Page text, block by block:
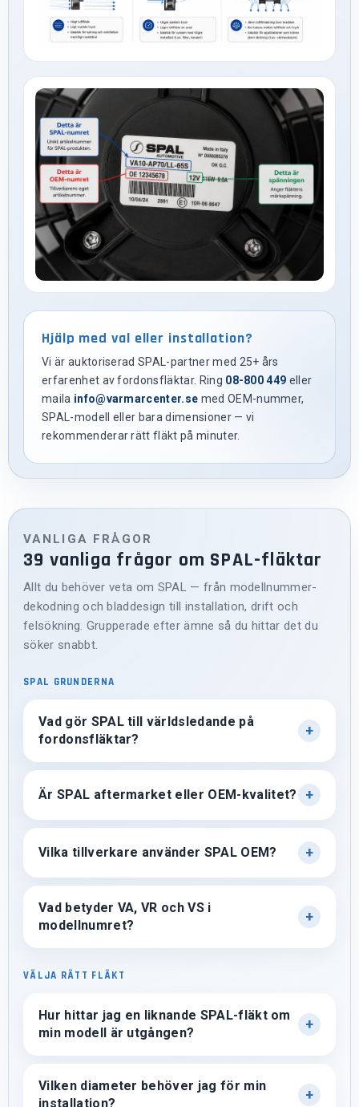
Hjälp med val eller installation?
Vi är auktoriserad SPAL-partner med 25+ års
erfarenhet av fordonsfläktar. Ring 08-800 449 eller
maila info@varmarcenter.se med OEM-nummer,
SPAL-modell eller bara dimensioner — vi
rekommenderar rätt fläkt på minuter.
VANLIGA FRÅGOR
39 vanliga frågor om SPAL-fläktar
Allt du behöver veta om SPAL — från modellnummer-
dekodning och bladdesign till installation, drift och
felsökning. Grupperade efter ämne så du hittar det du
söker snabbt.
SPAL GRUNDERNA
Vad gör SPAL till världsledande på
fordonsfläktar?
Är SPAL aftermarket eller OEM-kvalitet?
Vilka tillverkare använder SPAL OEM?
Vad betyder VA, VR och VS i
modellnumret?
VÄLJA RÄTT FLÄKT
Hur hittar jag en liknande SPAL-fläkt om
min modell är utgången?
Vilken diameter behöver jag för min
installation?